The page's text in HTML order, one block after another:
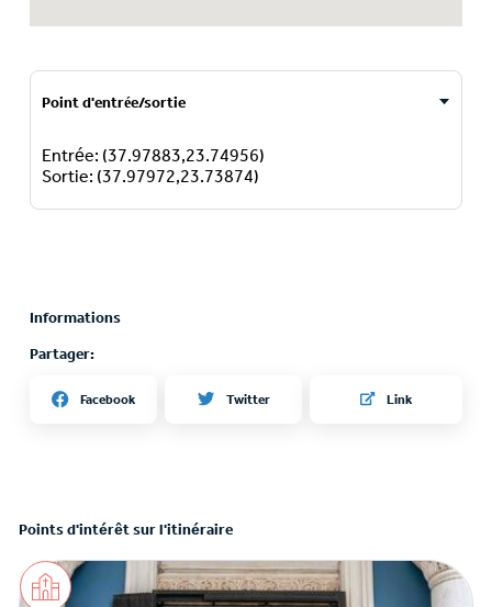
Point d'entrée/sortie
Entrée: (37.97883,23.74956)
Sortie: (37.97972,23.73874)
Informations
Partager:
Facebook Twitter Link
Points d'intérêt sur l'itinéraire